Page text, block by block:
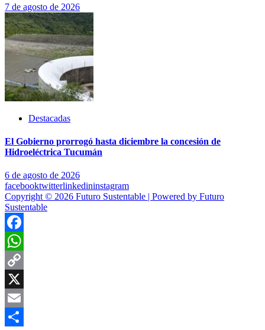
7 de agosto de 2026
Destacadas
El Gobierno prorrogó hasta diciembre la concesión de
Hidroeléctrica Tucumán
6 de agosto de 2026
facebooktwitterlinkedininstagram
Copyright © 2026 Futuro Sustentable | Powered by Futuro
Sustentable
Facebook
WhatsApp
Copy
Link
X
Email